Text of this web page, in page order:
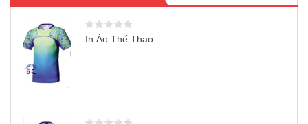
In Áo Thể Thao